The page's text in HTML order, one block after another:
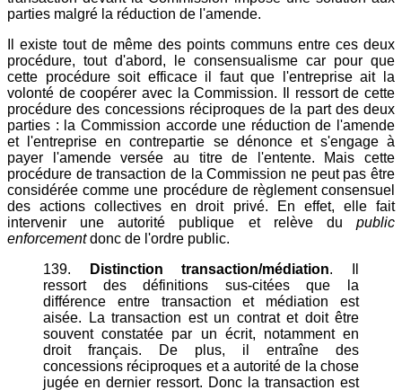
parties malgré la réduction de l'amende.
Il existe tout de même des points communs entre ces deux
procédure, tout d'abord, le consensualisme car pour que
cette procédure soit efficace il faut que l'entreprise ait la
volonté de coopérer avec la Commission. Il ressort de cette
procédure des concessions réciproques de la part des deux
parties : la Commission accorde une réduction de l'amende
et l'entreprise en contrepartie se dénonce et s'engage à
payer l'amende versée au titre de l'entente. Mais cette
procédure de transaction de la Commission ne peut pas être
considérée comme une procédure de règlement consensuel
des actions collectives en droit privé. En effet, elle fait
intervenir une autorité publique et relève du public
enforcementdonc de l'ordre public.
139.
Distinction transaction/médiation. Il
ressort des définitions sus-citées que la
différence entre transaction et médiation est
aisée. La transaction est un contrat et doit être
souvent constatée par un écrit, notamment en
droit français. De plus, il entraîne des
concessions réciproques et a autorité de la chose
jugée en dernier ressort. Donc la transaction est